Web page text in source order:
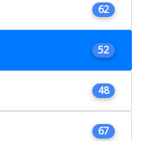
62
52
48
67